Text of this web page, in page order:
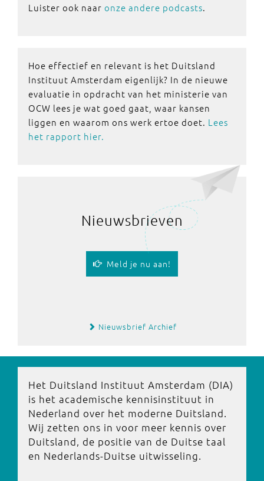
Luister ook naar onze andere podcasts.
Hoe effectief en relevant is het Duitsland
Instituut Amsterdam eigenlijk? In de nieuwe
evaluatie in opdracht van het ministerie van
OCW lees je wat goed gaat, waar kansen
liggen en waarom ons werk ertoe doet. Lees
het rapport hier.
Nieuwsbrieven
Meld je nu aan!
Nieuwsbrief Archief
Het Duitsland Instituut Amsterdam (DIA)
is het academische kennisinstituut in
Nederland over het moderne Duitsland.
Wij zetten ons in voor meer kennis over
Duitsland, de positie van de Duitse taal
en Nederlands-Duitse uitwisseling.